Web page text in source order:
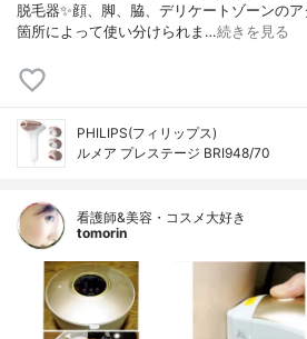
脱毛器✨顔、脚、脇、デリケートゾーンのア
箇所によって使い分けられま…続きを見る
PHILIPS(フィリップス)
ルメア プレステージ BRI948/70
看護師&美容・コスメ大好き
tomorin